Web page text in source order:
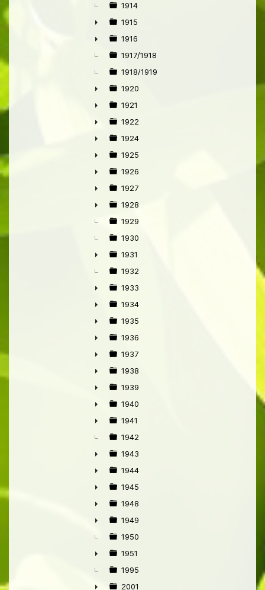
1914
►
1915
►
1916
1917/1918
1918/1919
►
1920
►
1921
►
1922
►
1924
►
1925
►
1926
►
1927
►
1928
1929
1930
►
1931
1932
►
1933
►
1934
►
1935
►
1936
►
1937
►
1938
►
1939
►
1940
►
1941
1942
►
1943
►
1944
►
1945
►
1948
►
1949
1950
►
1951
1995
2001